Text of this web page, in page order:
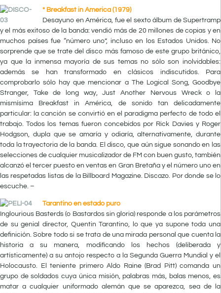
* Breakfast in America (1979)
Desayuno en América, fue el sexto álbum de Supertramp
y el más exitoso de la banda: vendió más de 20 millones de copias y en
muchos países fue “número uno”, incluso en los Estados Unidos. No
sorprende que se trate del disco más famoso de este grupo británico,
ya que la inmensa mayoría de sus temas no sólo son inolvidables:
además se han transformado en clásicos indiscutidos. Para
comprobarlo sólo hay que mencionar a The Logical Song, Goodbye
Stranger, Take de long way, Just Another Nervous Wreck o la
mismísima Breakfast in América, de sonido tan delicadamente
particular: la canción se convirtió en el paradigma perfecto de todo el
trabajo. Todos los temas fueron concebidos por Rick Davies y Roger
Hodgson, dupla que se amaría y odiaría, alternativamente, durante
toda la trayectoria de la banda. El disco, que aún sigue sonando en las
selecciones de cualquier musicalizador de FM con buen gusto, también
alcanzó el tercer puesto en ventas en Gran Bretaña y el número uno en
las respetadas listas de la Billboard Magazine. Discazo. Por donde se lo
escuche. –
Tarantino en estado puro
Inglourious Basterds (o Bastardos sin gloria) responde a los parámetros
de su genial director, Quentin Tarantino, lo que ya supone toda una
definición. Sobre todo si se trata de una mirada personal que cuenta la
historia a su manera, modificando los hechos (deliberada y
artísticamente) a su antojo respecto a la Segunda Guerra Mundial y el
Holocausto. El teniente primero Aldo Raine (Brad Pitt) comanda un
grupo de soldados cuya única misión, palabras más, balas menos, es
matar a cualquier uniformado alemán que se aparezca, sea de la